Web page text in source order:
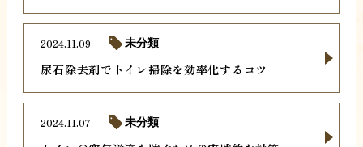
尿石除去剤でトイレ掃除を効率化するコツ
2024.11.09 未分類
2024.11.07 未分類